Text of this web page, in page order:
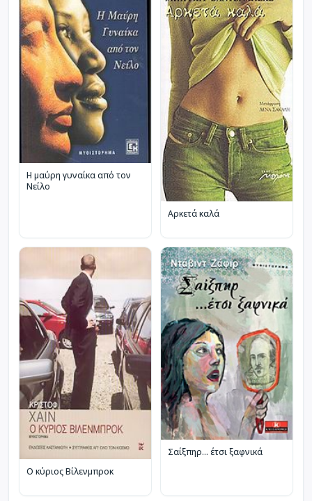
Η μαύρη γυναίκα από τον
Νείλο
Αρκετά καλά
Ο κύριος Βίλενμπροκ
Σαίξπηρ… έτσι ξαφνικά